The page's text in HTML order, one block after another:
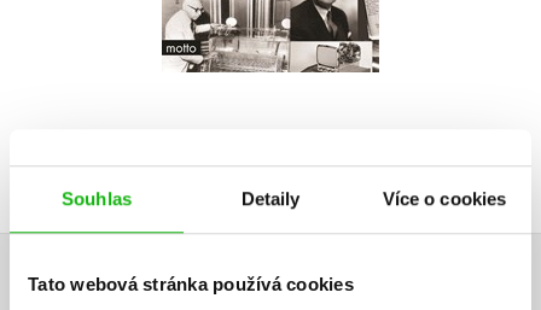
Souhlas Detaily Více o cookies
Tato webová stránka používá cookies
349 Kč
279 Kč
HODNOCENÍ ČTENÁŘŮ